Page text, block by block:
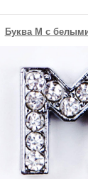
Буква M с